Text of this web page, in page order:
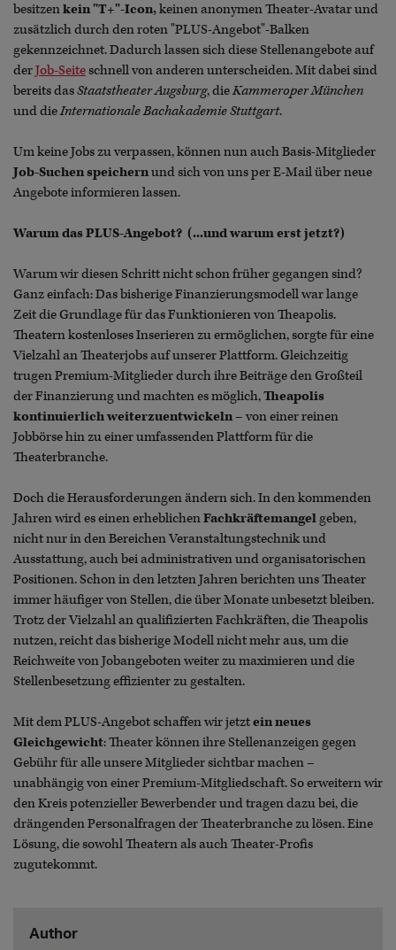
besitzenkein "T+"-Icon,keinen anonymen Theater-Avatar und
zusätzlich durch den roten "PLUS-Angebot"-Balken
gekennzeichnet. Dadurch lassen sich diese Stellenangebote auf
derJob-Seiteschnell von anderen unterscheiden. Mit dabei sind
bereits dasStaatstheater Augsburg, dieKammeroper München
und dieInternationale Bachakademie Stuttgart.
Um keine Jobs zu verpassen, können nun auch Basis-Mitglieder
Job-Suchen speichernund sich von uns per E-Mail über neue
Angebote informieren lassen.
Warum das PLUS-Angebot? (...und warum erst jetzt?)
Warum wir diesen Schritt nicht schon früher gegangen sind?
Ganz einfach: Das bisherige Finanzierungsmodell war lange
Zeit die Grundlage für das Funktionieren von Theapolis.
Theatern kostenloses Inserieren zu ermöglichen, sorgte für eine
Vielzahl an Theaterjobs auf unserer Plattform. Gleichzeitig
trugen Premium-Mitglieder durch ihre Beiträge den Großteil
der Finanzierung und machten es möglich,Theapolis
kontinuierlich weiterzuentwickeln – von einer reinen
Jobbörse hin zu einer umfassenden Plattform für die
Theaterbranche.
Doch die Herausforderungen ändern sich. In den kommenden
Jahren wird es einen erheblichenFachkräftemangelgeben,
nicht nur in den Bereichen Veranstaltungstechnik und
Ausstattung, auch bei administrativen und organisatorischen
Positionen. Schon in den letzten Jahren berichten uns Theater
immer häufiger von Stellen, die über Monate unbesetzt bleiben.
Trotz der Vielzahl an qualifizierten Fachkräften, die Theapolis
nutzen, reicht das bisherige Modell nicht mehr aus, um die
Reichweite von Jobangeboten weiter zu maximieren und die
Stellenbesetzung effizienter zu gestalten.
Mit dem PLUS-Angebot schaffen wir jetztein neues
Gleichgewicht: Theater können ihre Stellenanzeigen gegen
Gebühr für alle unsere Mitglieder sichtbar machen –
unabhängig von einer Premium-Mitgliedschaft. So erweitern wir
den Kreis potenzieller Bewerbender und tragen dazu bei, die
drängenden Personalfragen der Theaterbranche zu lösen. Eine
Lösung, die sowohl Theatern als auch Theater-Profis
zugutekommt.
Author